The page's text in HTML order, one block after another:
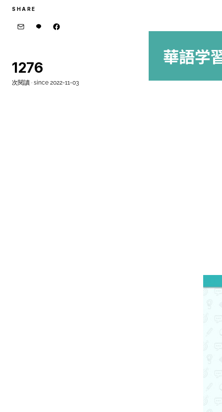
SHARE
1276
次閱讀 · since 2022-11-03
華語学